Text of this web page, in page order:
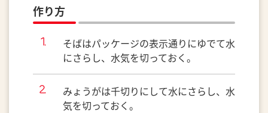
作り方
そばはパッケージの表示通りにゆでて水
にさらし、水気を切っておく。
みょうがは千切りにして水にさらし、水
気を切っておく。